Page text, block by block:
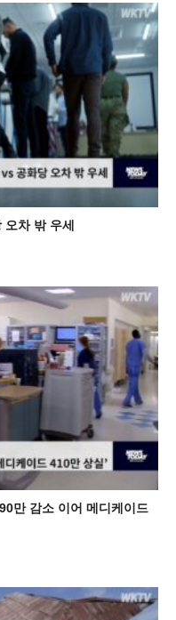
오차 밖 우세
만 감소 이어 메디케이드